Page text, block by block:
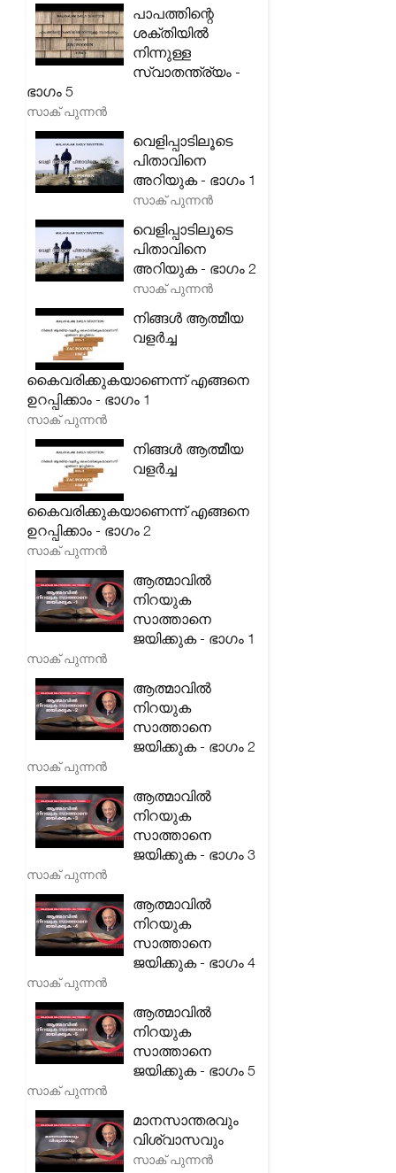
പാപത്തിന്റെ
ശക്തിയിൽ
നിന്നുള്ള
സ്വാതന്ത്ര്യം -
ഭാഗം 5
സാക് പുന്നൻ
വെളിപ്പാടിലൂടെ
പിതാവിനെ
അറിയുക - ഭാഗം 1
സാക് പുന്നൻ
വെളിപ്പാടിലൂടെ
പിതാവിനെ
അറിയുക - ഭാഗം 2
സാക് പുന്നൻ
നിങ്ങൾ ആത്മീയ
വളർച്ച
കൈവരിക്കുകയാണെന്ന് എങ്ങനെ
ഉറപ്പിക്കാം - ഭാഗം 1
സാക് പുന്നൻ
നിങ്ങൾ ആത്മീയ
വളർച്ച
കൈവരിക്കുകയാണെന്ന് എങ്ങനെ
ഉറപ്പിക്കാം - ഭാഗം 2
സാക് പുന്നൻ
ആത്മാവിൽ
നിറയുക
സാത്താനെ
ജയിക്കുക - ഭാഗം 1
സാക് പുന്നൻ
ആത്മാവിൽ
നിറയുക
സാത്താനെ
ജയിക്കുക - ഭാഗം 2
സാക് പുന്നൻ
ആത്മാവിൽ
നിറയുക
സാത്താനെ
ജയിക്കുക - ഭാഗം 3
സാക് പുന്നൻ
ആത്മാവിൽ
നിറയുക
സാത്താനെ
ജയിക്കുക - ഭാഗം 4
സാക് പുന്നൻ
ആത്മാവിൽ
നിറയുക
സാത്താനെ
ജയിക്കുക - ഭാഗം 5
സാക് പുന്നൻ
മാനസാന്തരവും
വിശ്വാസവും
സാക് പുന്നൻ